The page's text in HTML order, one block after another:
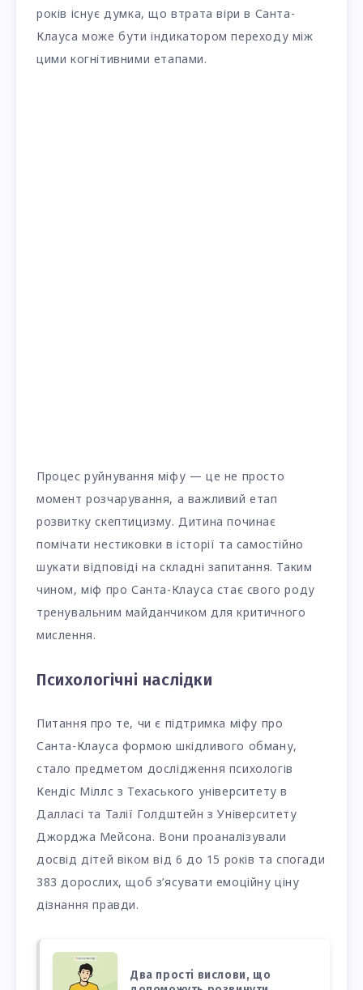
років існує думка, що втрата віри в Санта-
Клауса може бути індикатором переходу між
цими когнітивними етапами.
Процес руйнування міфу — це не просто
момент розчарування, а важливий етап
розвитку скептицизму. Дитина починає
помічати нестиковки в історії та самостійно
шукати відповіді на складні запитання. Таким
чином, міф про Санта-Клауса стає свого роду
тренувальним майданчиком для критичного
мислення.
Психологічні наслідки
Питання про те, чи є підтримка міфу про
Санта-Клауса формою шкідливого обману,
стало предметом дослідження психологів
Кендіс Міллс з Техаського університету в
Далласі та Талії Голдштейн з Університету
Джорджа Мейсона. Вони проаналізували
досвід дітей віком від 6 до 15 років та спогади
383 дорослих, щоб з’ясувати емоційну ціну
дізнання правди.
Два прості вислови, що